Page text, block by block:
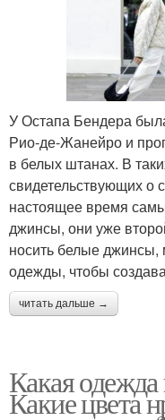
У Остапа Бендера
Рио-де-Жанейро и
в белых штанах. В
свидетельствующих о
настоящее время
джинсы, они уже
носить белые джинсы,
одежды, чтобы
читать дальше →
Какая
Какие цвета